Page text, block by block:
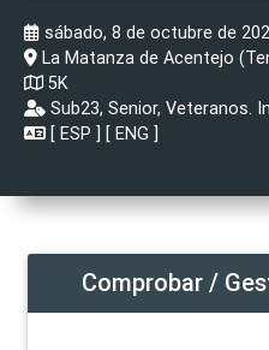
sábado, 8 de octubre de
La Matanza de Acentejo
5K
Sub23, Senior, Veteranos.
[ ESP ] [ ENG ]
Comprobar /